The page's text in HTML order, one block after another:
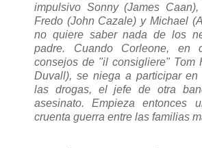
impulsivo Sonny (James
Fredo (John Cazale) y Michael
no quiere saber nada de los
padre. Cuando Corleone, en
consejos de "il consigliere" Tom
Duvall), se niega a participar
las drogas, el jefe de otra
asesinato. Empieza entonces
cruenta guerra entre las familias